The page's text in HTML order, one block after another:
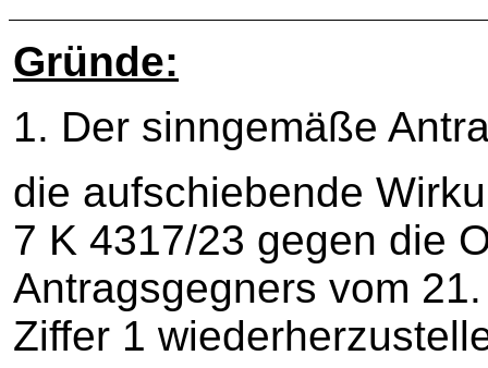
Gründe:
1. Der sinngemäße
die aufschiebende
7 K 4317/23 gegen die
Antragsgegners vom
Ziffer 1